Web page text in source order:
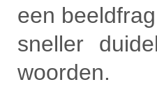
een
sneller
woorden.